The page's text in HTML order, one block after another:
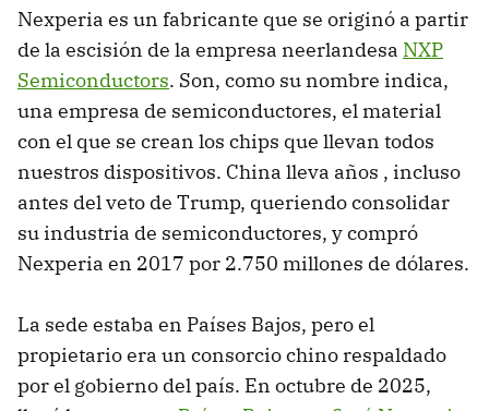
Nexperia es un fabricante que se originó a partir
de la escisión de la empresa neerlandesa NXP
Semiconductors. Son, como su nombre indica,
una empresa de semiconductores, el material
con el que se crean los chips que llevan todos
nuestros dispositivos. China lleva años , incluso
antes del veto de Trump, queriendo consolidar
su industria de semiconductores, y compró
Nexperia en 2017 por 2.750 millones de dólares.
La sede estaba en Países Bajos, pero el
propietario era un consorcio chino respaldado
por el gobierno del país. En octubre de 2025,